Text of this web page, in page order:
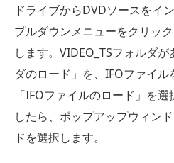
ドライブからDVDソースをイ
プルダウンメニューをクリッ
します。VIDEO_TSフォルダ
ダのロード」を、IFOファイ
「IFOファイルのロード」を
したら、ポップアップウィン
ドを選択します。